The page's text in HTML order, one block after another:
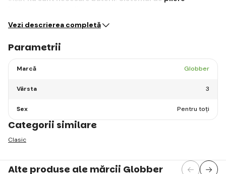
Vezi descrierea completă
Parametrii
Marcă Globber
Vârsta 3
Sex Pentru toți
Categorii similare
Clasic
Alte produse ale mărcii Globber